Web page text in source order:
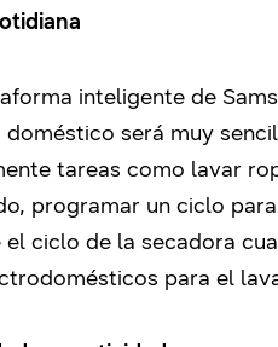
inteligente de
será muy
tareas como lavar
programar un ciclo
ciclo de la secadora
para el